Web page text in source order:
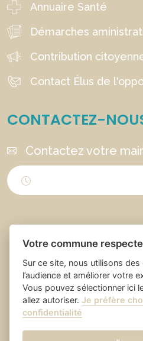
Annuaire Santé
Démarches
Contribution
Contact Élus de
CONTACTEZ-
Contactez votre
Place du village la
et appli des collectivités
Mentions légales-
Votre commune
Sur ce site, nous utilisons
l’audience et améliorer votre
Vous pouvez sélectionner ici
allez autoriser.Je préfère
confidentialité